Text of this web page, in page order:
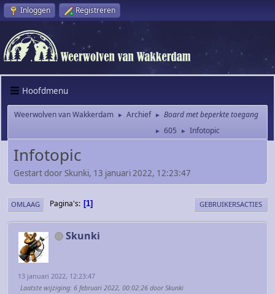
Inloggen Registreren
Hoofdmenu
Weerwolven van Wakkerdam ► Archief ► Board met beperkte toegang
► 605 ► Infotopic
Infotopic
Gestart door Skunki, 13 januari 2022, 12:23:47
OMLAAG Pagina's 1 GEBRUIKERSACTIES
Skunki
13 januari 2022, 12:23:47
Laatste wijziging: 6 februari 2022, 00:02:26 door Skunki